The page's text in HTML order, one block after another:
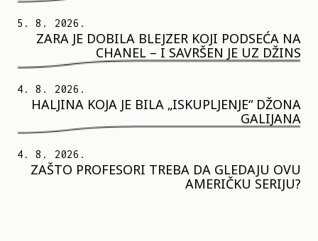
5. 8. 2026.
ZARA JE DOBILA BLEJZER KOJI PODSEĆA NA
CHANEL – I SAVRŠEN JE UZ DŽINS
4. 8. 2026.
HALJINA KOJA JE BILA „ISKUPLJENJE“ DŽONA
GALIJANA
4. 8. 2026.
ZAŠTO PROFESORI TREBA DA GLEDAJU OVU
AMERIČKU SERIJU?